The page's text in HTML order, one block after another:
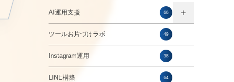
AI運用支援 66
ツールお片づけラボ 49
Instagram運用 38
LINE構築 64